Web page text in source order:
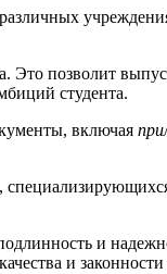
Это позволит
студента.
включая
и
и